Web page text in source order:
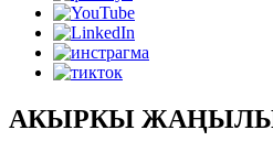
АКЫРКЫ